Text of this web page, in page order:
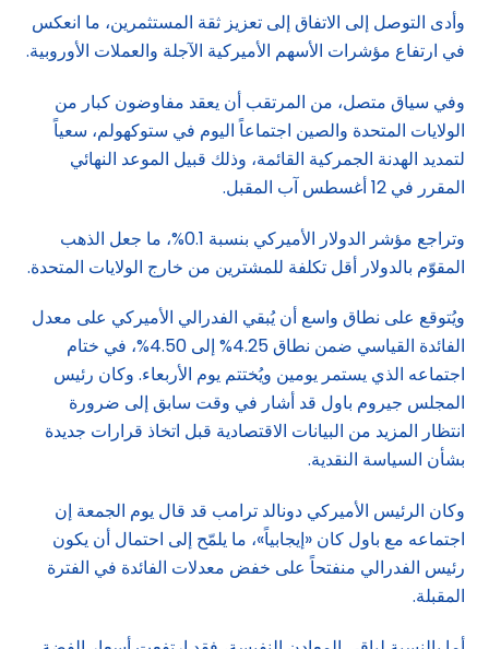
وأدى التوصل إلى الاتفاق إلى تعزيز ثقة المستثمرين، ما انعكس
في ارتفاع مؤشرات الأسهم الأميركية الآجلة والعملات الأوروبية.
وفي سياق متصل، من المرتقب أن يعقد مفاوضون كبار من
الولايات المتحدة والصين اجتماعاً اليوم في ستوكهولم، سعياً
لتمديد الهدنة الجمركية القائمة، وذلك قبيل الموعد النهائي
المقرر في 12 أغسطس آب المقبل.
وتراجع مؤشر الدولار الأميركي بنسبة 0.1%، ما جعل الذهب
المقوّم بالدولار أقل تكلفة للمشترين من خارج الولايات المتحدة.
ويُتوقع على نطاق واسع أن يُبقي الفدرالي الأميركي على معدل
الفائدة القياسي ضمن نطاق 4.25% إلى 4.50%، في ختام
اجتماعه الذي يستمر يومين ويُختتم يوم الأربعاء. وكان رئيس
المجلس جيروم باول قد أشار في وقت سابق إلى ضرورة
انتظار المزيد من البيانات الاقتصادية قبل اتخاذ قرارات جديدة
بشأن السياسة النقدية.
وكان الرئيس الأميركي دونالد ترامب قد قال يوم الجمعة إن
اجتماعه مع باول كان «إيجابياً»، ما يلمّح إلى احتمال أن يكون
رئيس الفدرالي منفتحاً على خفض معدلات الفائدة في الفترة
المقبلة.